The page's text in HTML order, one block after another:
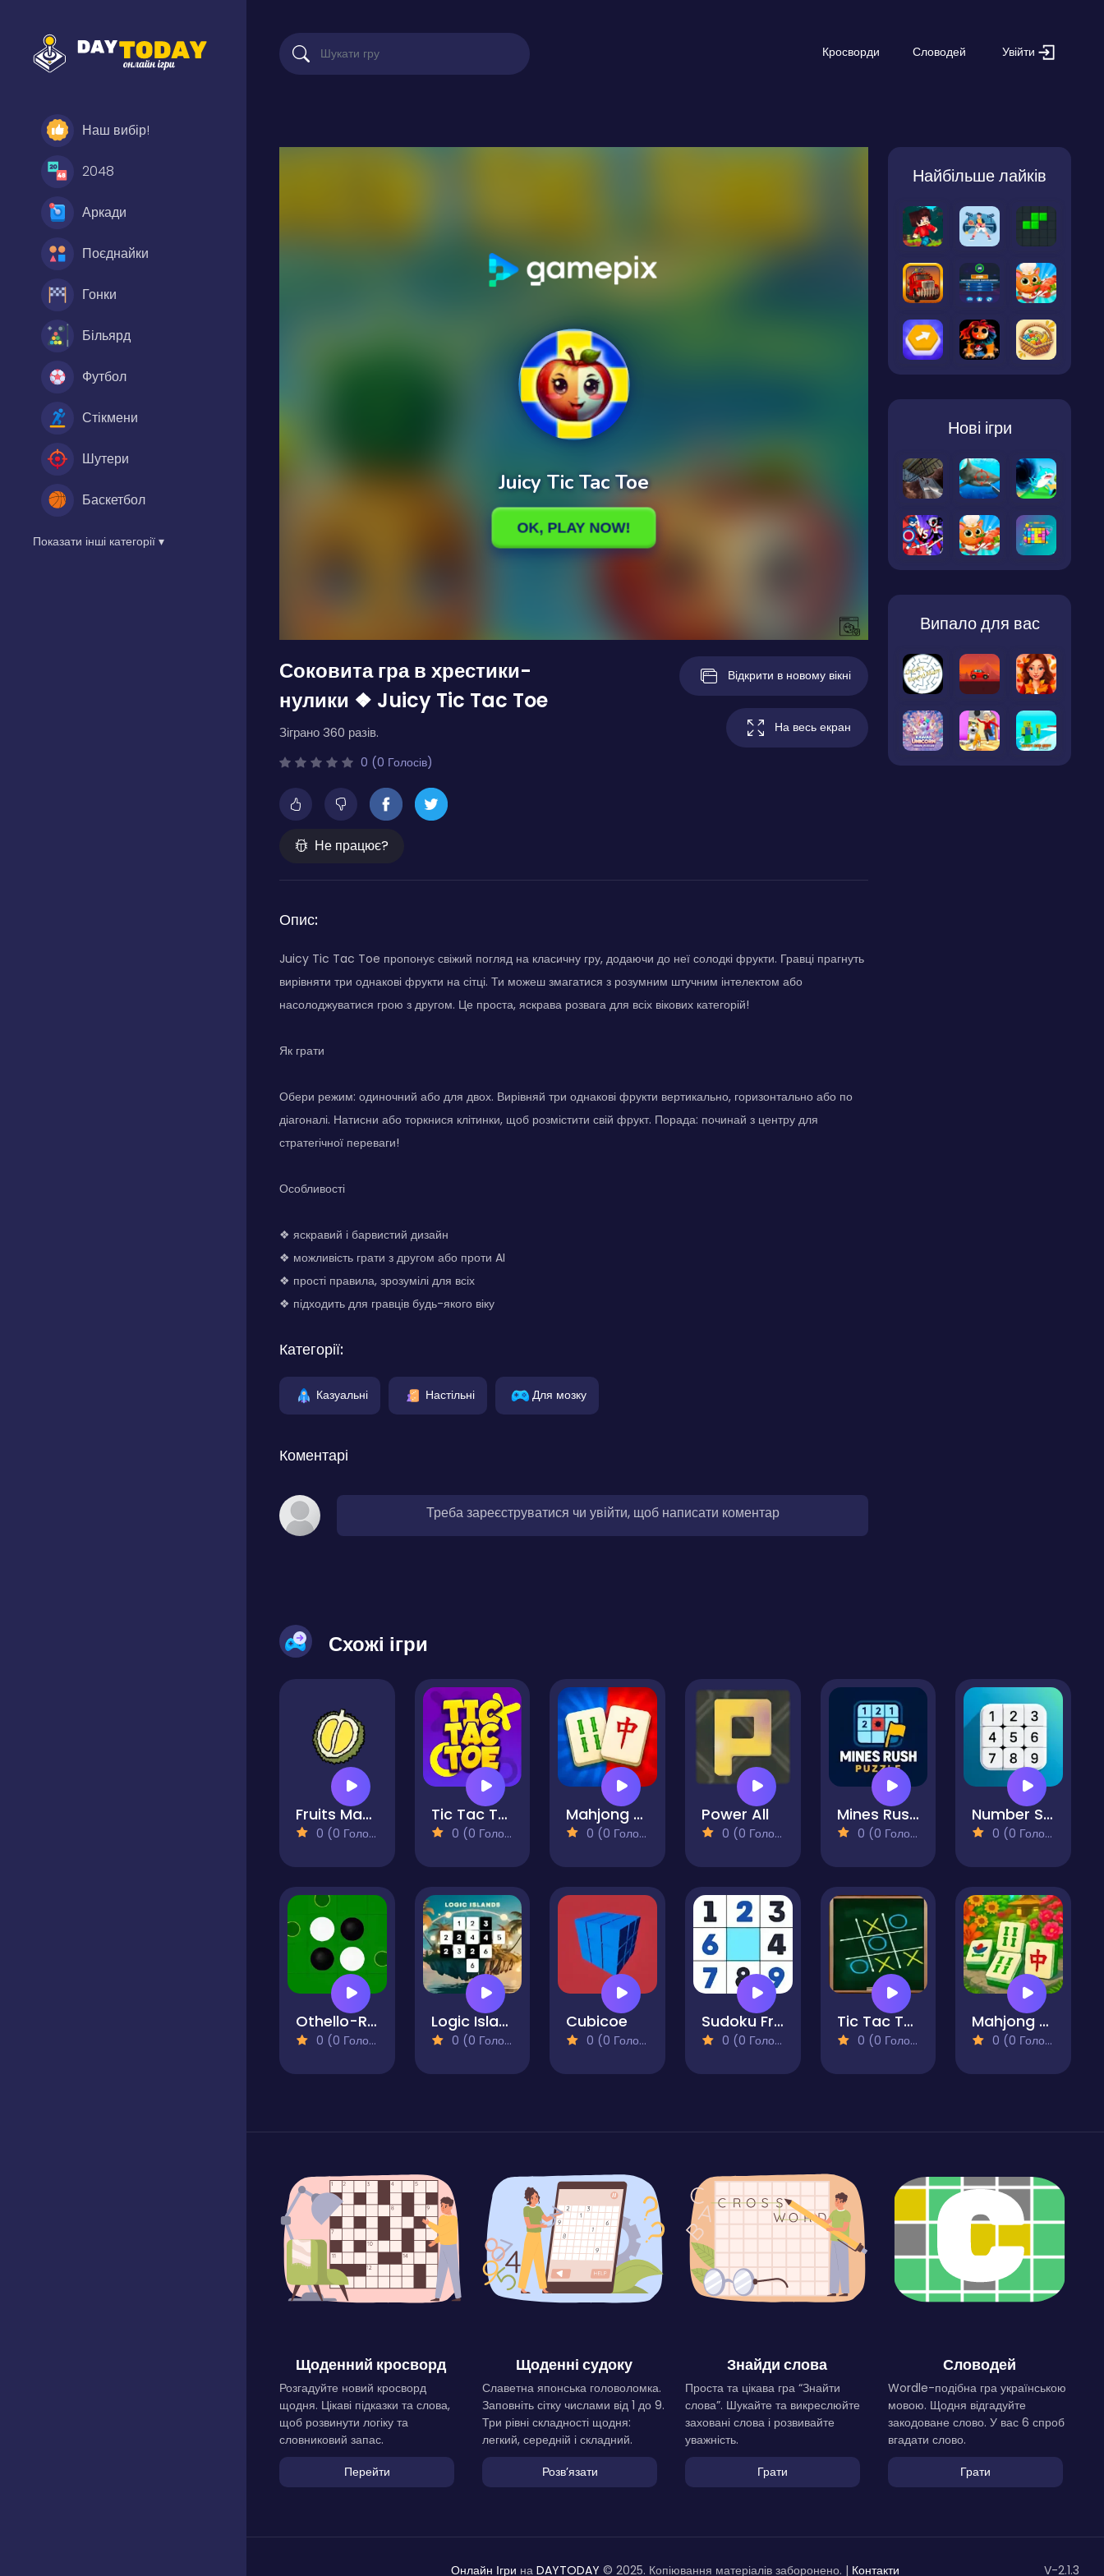
Наш вибір!
2048
Аркади
Поєднайки
Гонки
Більярд
Футбол
Стікмени
Шутери
Баскетбол
Показати інші категорії ▾
Кросворди Словодей Увійти
Соковита гра в хрестики-
нулики ❖ Juicy Tic Tac Toe
Зіграно 360 разів.
0 (0 Голосів)
Не працює?
Відкрити в новому вікні
На весь екран
Опис:
Juicy Tic Tac Toe пропонує свіжий погляд на класичну гру, додаючи до неї солодкі фрукти. Гравці прагнуть
вирівняти три однакові фрукти на сітці. Ти можеш змагатися з розумним штучним інтелектом або
насолоджуватися грою з другом. Це проста, яскрава розвага для всіх вікових категорій!
Як грати
Обери режим: одиночний або для двох. Вирівняй три однакові фрукти вертикально, горизонтально або по
діагоналі. Натисни або торкнися клітинки, щоб розмістити свій фрукт. Порада: починай з центру для
стратегічної переваги!
Особливості
❖ яскравий і барвистий дизайн
❖ можливість грати з другом або проти AI
❖ прості правила, зрозумілі для всіх
❖ підходить для гравців будь-якого віку
Категорії:
Казуальні Настільні Для мозку
Коментарі
Треба зареєструватися чи увійти, щоб написати коментар
Найбільше лайків
Нові ігри
Випало для вас
Схожі ігри
Fruits Match
0 (0 Голосів)
Tic Tac Toe Mastermind
0 (0 Голосів)
Mahjong for Free
0 (0 Голосів)
Power All
0 (0 Голосів)
Mines Rush Puzzle
0 (0 Голосів)
Number Sums
0 (0 Голосів)
Othello-Reversi
0 (0 Голосів)
Logic Islands
0 (0 Голосів)
Cubicoe
0 (0 Голосів)
Sudoku Free
0 (0 Голосів)
Tic Tac Toe Original Pro
0 (0 Голосів)
Mahjong Garden
0 (0 Голосів)
Щоденний кросворд
Розгадуйте новий кросворд
щодня. Цікаві підказки та слова,
щоб розвинути логіку та
словниковий запас.
Перейти
Щоденні судоку
Славетна японська головоломка.
Заповніть сітку числами від 1 до 9.
Три рівні складності щодня:
легкий, середній і складний.
Розвʼязати
Знайди слова
Проста та цікава гра “Знайти
слова”. Шукайте та викреслюйте
заховані слова і розвивайте
уважність.
Грати
Словодей
Wordle-подібна гра українською
мовою. Щодня відгадуйте
закодоване слово. У вас 6 спроб
вгадати слово.
Грати
Онлайн Ігри на DAYTODAY © 2025. Копіювання матеріалів заборонено. | Контакти V-2.1.3